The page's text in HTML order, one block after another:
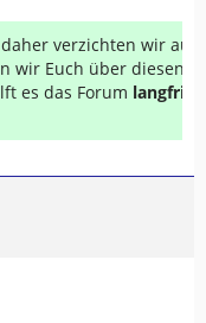
verzichten wir auf
wir Euch über diesen
es das Forum